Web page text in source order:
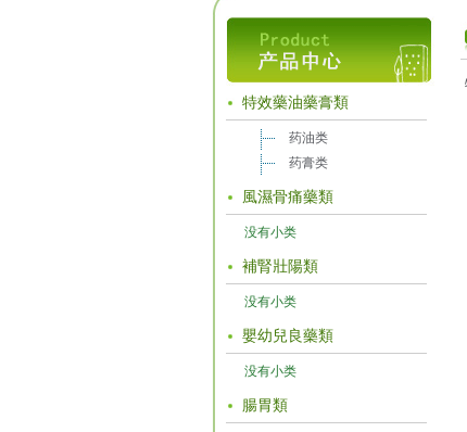
特效藥油藥膏類
药油类
药膏类
風濕骨痛藥類
没有小类
補腎壯陽類
没有小类
嬰幼兒良藥類
没有小类
腸胃類